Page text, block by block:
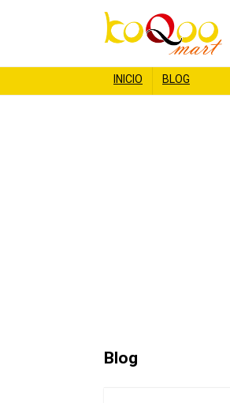
INICIO BLOG
Blog